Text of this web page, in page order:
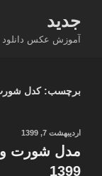
محتوا
جدید
آموزش عکس دانلود
برچسب:کدل
نوشته‌شده
اردیبهشت 7, 1399
1399